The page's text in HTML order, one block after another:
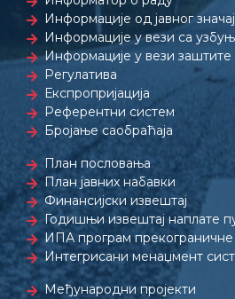
Информације од јавног
Информације у вези са
Информације у вези заштите
Регулатива
Експропријација
Референтни систем
Бројање саобраћаја
План пословања
План јавних набавки
Финансијски извештај
Годишњи извештај наплате
ИПА програм
Интегрисани менаџмент
Међународни пројекти